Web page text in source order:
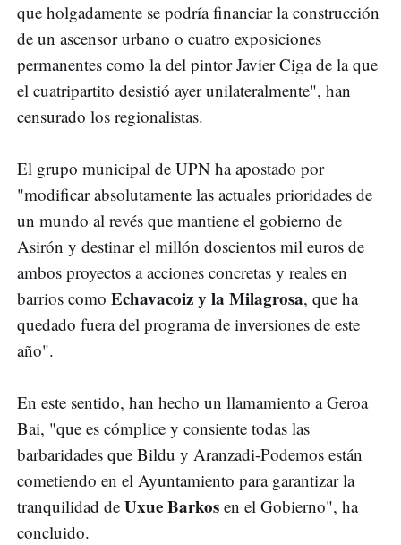
que holgadamente se podría financiar la construcción
de un ascensor urbano o cuatro exposiciones
permanentes como la del pintor Javier Ciga de la que
el cuatripartito desistió ayer unilateralmente", han
censurado los regionalistas.
El grupo municipal de UPN ha apostado por
"modificar absolutamente las actuales prioridades de
un mundo al revés que mantiene el gobierno de
Asirón y destinar el millón doscientos mil euros de
ambos proyectos a acciones concretas y reales en
barrios como Echavacoiz y la Milagrosa, que ha
quedado fuera del programa de inversiones de este
año".
En este sentido, han hecho un llamamiento a Geroa
Bai, "que es cómplice y consiente todas las
barbaridades que Bildu y Aranzadi-Podemos están
cometiendo en el Ayuntamiento para garantizar la
tranquilidad de Uxue Barkos en el Gobierno", ha
concluido.